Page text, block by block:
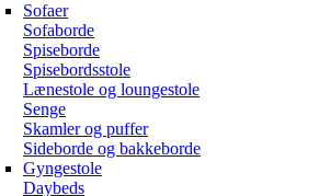
Sofaer
Sofaborde
Spiseborde
Spisebordsstole
Lænestole og loungestole
Senge
Skamler og puffer
Sideborde og bakkeborde
Gyngestole
Daybeds